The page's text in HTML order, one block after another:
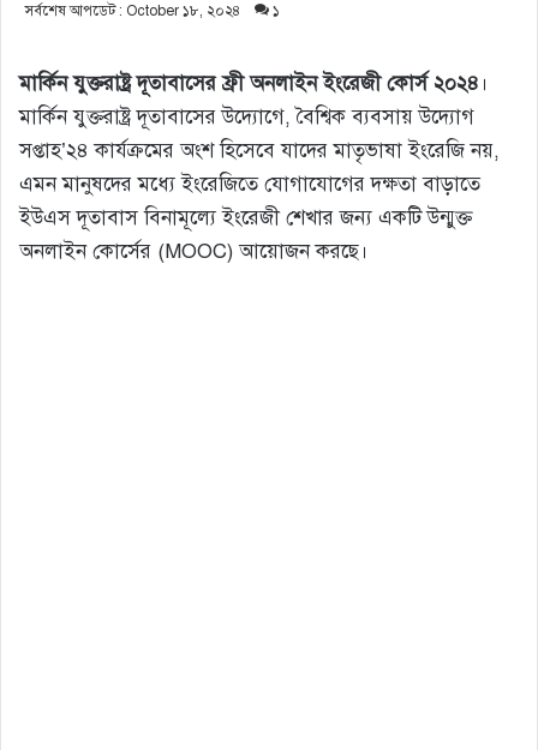
সর্বশেষ আপডেট : October ১৮, ২০২৪ ১
মার্কিন যুক্তরাষ্ট্র দূতাবাসের ফ্রী অনলাইন ইংরেজী কোর্স ২০২৪ ।
মার্কিন যুক্তরাষ্ট্র দূতাবাসের উদ্যোগে, বৈশ্বিক ব্যবসায় উদ্যোগ
সপ্তাহ’২৪ কার্যক্রমের অংশ হিসেবে যাদের মাতৃভাষা ইংরেজি নয়,
এমন মানুষদের মধ্যে ইংরেজিতে যোগাযোগের দক্ষতা বাড়াতে
ইউএস দূতাবাস বিনামূল্যে ইংরেজী শেখার জন্য একটি উন্মুক্ত
অনলাইন কোর্সের (MOOC) আয়োজন করছে।